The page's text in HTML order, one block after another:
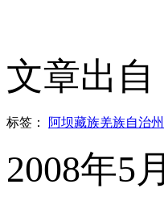
文章出
标签： 阿坝藏族羌族自治州
2008年5